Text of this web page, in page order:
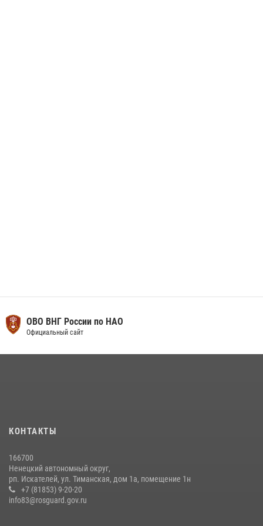
ОВО ВНГ России по НАО
Официальный сайт
КОНТАКТЫ
166700
Ненецкий автономный округ,
рп. Искателей, ул. Тиманская, дом 1а, помещение 1н
+7 (81853) 9-20-20
info83@rosguard.gov.ru